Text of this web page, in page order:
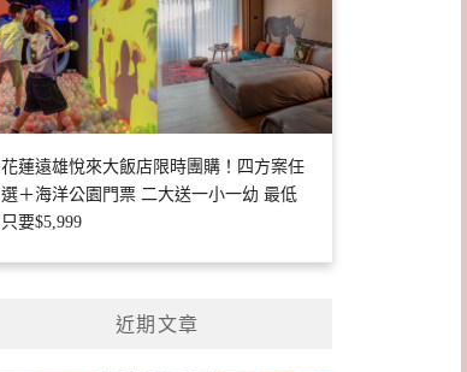
花蓮遠雄悅來大飯店限時團購！四方案任
選＋海洋公園門票 二大送一小一幼 最低
只要$5,999
近期文章